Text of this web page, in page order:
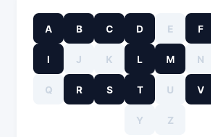
A B C D E F
I J K L M N
Q R S T U V
Y Z